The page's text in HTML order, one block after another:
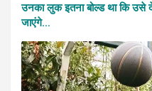
उनका लुक इतना बोल्ड था कि
जाएंगे…